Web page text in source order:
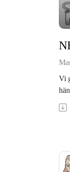
Vi
går